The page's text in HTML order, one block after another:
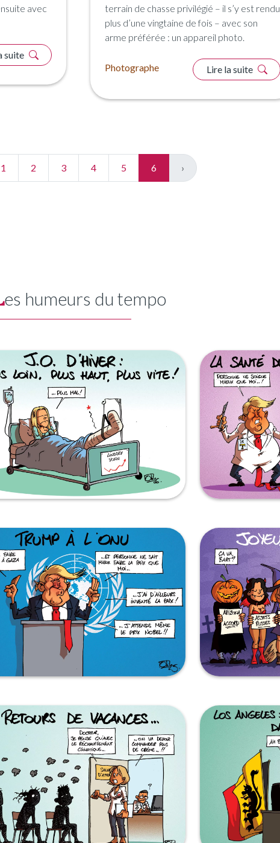
avec
suite
terrain de chasse privilégié – il s’y est rendu
plus d’une vingtaine de fois – avec son
arme préférée : un appareil photo.
Photographe Lire la suite
1 2 3 4 5 6 ›
es humeurs du tempo